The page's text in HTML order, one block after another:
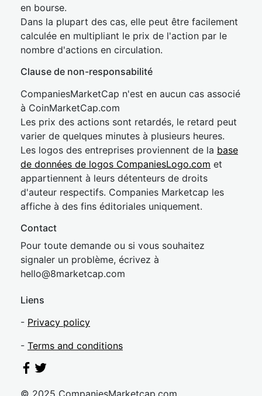
en bourse.
Dans la plupart des cas, elle peut être facilement
calculée en multipliant le prix de l'action par le
nombre d'actions en circulation.
Clause de non-responsabilité
CompaniesMarketCap n'est en aucun cas associé
à CoinMarketCap.com
Les prix des actions sont retardés, le retard peut
varier de quelques minutes à plusieurs heures.
Les logos des entreprises proviennent de la base
de données de logos CompaniesLogo.com et
appartiennent à leurs détenteurs de droits
d'auteur respectifs. Companies Marketcap les
affiche à des fins éditoriales uniquement.
Contact
Pour toute demande ou si vous souhaitez
signaler un problème, écrivez à
hello@8marketcap.com
Liens
- Privacy policy
- Terms and conditions
© 2025 CompaniesMarketcap.com